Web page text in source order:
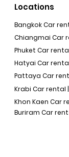
Locations
Bangkok Car
Chiangmai Car
Phuket Car rental
Hatyai Car
Pattaya Car
Krabi Car rental |
Khon Kaen Car
Buriram Car